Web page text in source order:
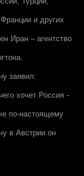
и других
Иран – агентство
заявил:
хочет Россия -
по-настоящему
в Австрии он